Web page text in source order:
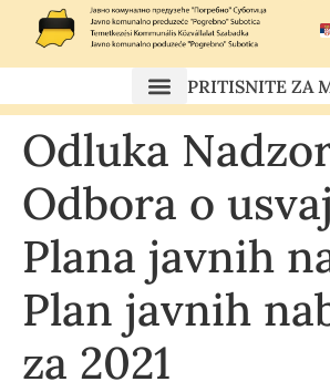
PRITISNITE ZA
Odluka
Odbora o
Plana javnih
Plan javnih
za 2021